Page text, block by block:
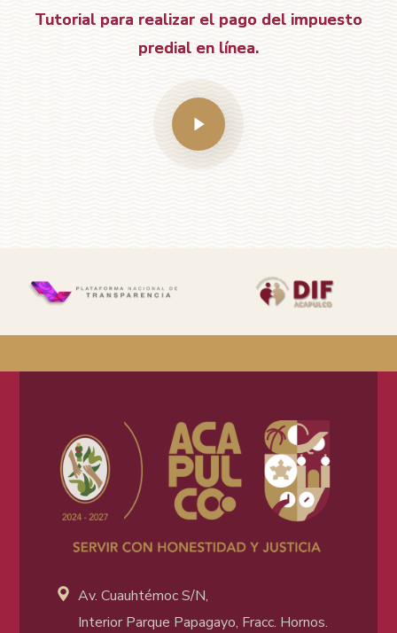
Tutorial para realizar el pago del impuesto
predial en línea.
Av. Cuauhtémoc S/N,
Interior Parque Papagayo, Fracc. Hornos.